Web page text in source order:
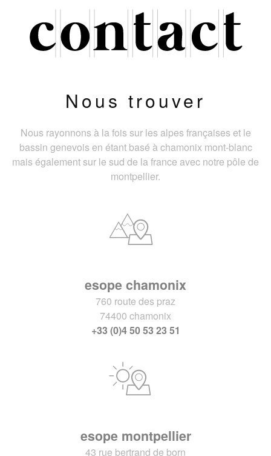
Nous trouver
Nous rayonnons à la fois sur les alpes françaises et le
bassin genevois en étant basé à chamonix mont-blanc
mais également sur le sud de la france avec notre pôle de
montpellier.
esope chamonix
760 route des praz
74400 chamonix
+33 (0)4 50 53 23 51
esope montpellier
43 rue bertrand de born